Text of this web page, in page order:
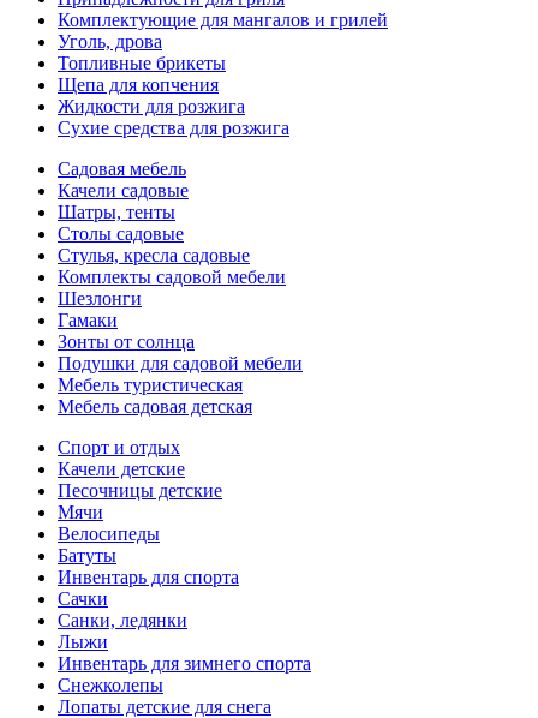
Комплектующие для мангалов и грилей
Уголь, дрова
Топливные брикеты
Щепа для копчения
Жидкости для розжига
Сухие средства для розжига
Садовая мебель
Качели садовые
Шатры, тенты
Столы садовые
Стулья, кресла садовые
Комплекты садовой мебели
Шезлонги
Гамаки
Зонты от солнца
Подушки для садовой мебели
Мебель туристическая
Мебель садовая детская
Спорт и отдых
Качели детские
Песочницы детские
Мячи
Велосипеды
Батуты
Инвентарь для спорта
Сачки
Санки, ледянки
Лыжи
Инвентарь для зимнего спорта
Снежколепы
Лопаты детские для снега